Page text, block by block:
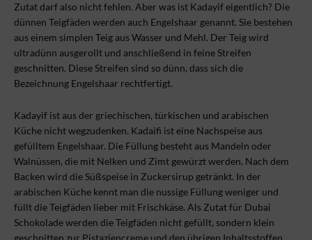
Zutat darf also nicht fehlen. Aber was ist Kadayif eigentlich? Die
dünnen Teigfäden werden auch Engelshaar genannt. Sie bestehen
aus einem simplen Teig aus Wasser und Mehl. Der Teig wird
ultradünn ausgerollt und anschließend in feine Streifen
geschnitten. Diese Streifen sind so dünn, dass sich die
Bezeichnung Engelshaar rechtfertigt.
Kadayif ist aus der griechischen, türkischen und arabischen
Küche nicht wegzudenken. Kadaifi ist eine Nachspeise aus
gefülltem Engelshaar. Die Füllung besteht aus Mandeln oder
Walnüssen, die mit Nelken und Zimt gewürzt werden. Nach dem
Backen wird die Süßspeise in Zuckersirup getränkt. In der
arabischen Küche kennt man die nussige Füllung weniger und
füllt die Teigfäden lieber mit Frischkäse. Als Zutat für Dubai
Schokolade werden die Teigfäden nicht gefüllt, sondern klein